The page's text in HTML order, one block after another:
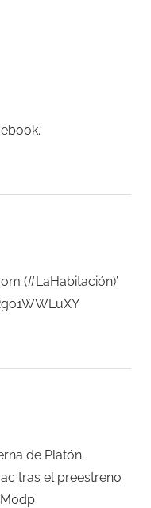
(#LaHabitación)’
de Platón.
tras el preestreno